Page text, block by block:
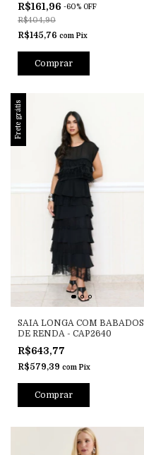
R$161,96 -60% OFF
R$404,90
R$145,76 com Pix
Comprar
Frete grátis
SAIA LONGA COM BABADOS
DE RENDA - CAP2640
R$643,77
R$579,39 com Pix
Comprar